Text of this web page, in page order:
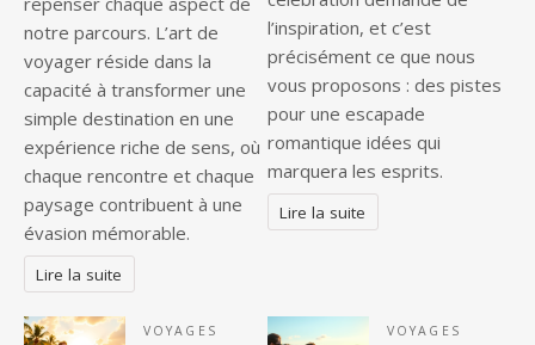
notre parcours. L’art de
voyager réside dans la
capacité à transformer une
simple destination en une
expérience riche de sens, où
chaque rencontre et chaque
paysage contribuent à une
évasion mémorable.
Lire la suite
l’inspiration, et c’est
précisément ce que nous
vous proposons : des pistes
pour une escapade
romantique idées qui
marquera les esprits.
Lire la suite
VOYAGES VOYAGES